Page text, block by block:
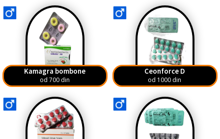
Kamagra bombone
od 700 din
Ceonforce D
od 1000 din